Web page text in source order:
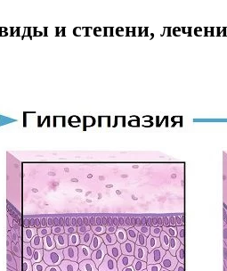
и степени,